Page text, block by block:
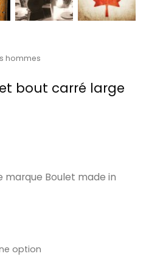
hommes
bout carré large
marque Boulet made in